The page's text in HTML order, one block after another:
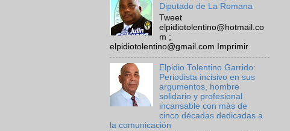
Diputado de La Romana
Tweet
elpidiotolentino@hotmail.co
m ;
elpidiotolentino@gmail.com Imprimir
Elpidio Tolentino Garrido:
Periodista incisivo en sus
argumentos, hombre
solidario y profesional
incansable con más de
cinco décadas dedicadas a
la comunicación